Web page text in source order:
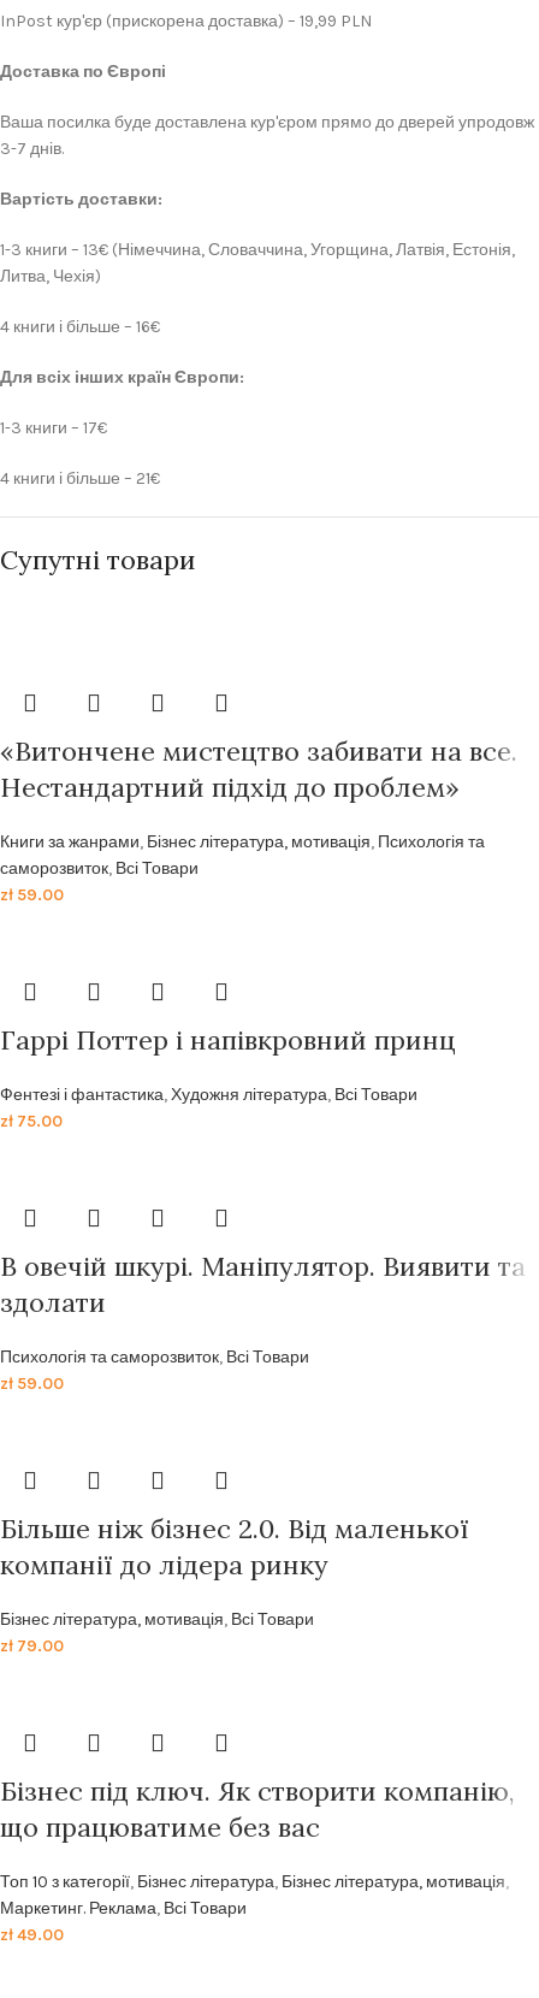
InPost кур'єр (прискорена доставка) – 19,99 PLN
Доставка по Європі
Ваша посилка буде доставлена кур'єром прямо до дверей упродовж
3-7 днів.
Вартість доставки:
1-3 книги – 13€ (Німеччина, Словаччина, Угорщина, Латвія, Естонія,
Литва, Чехія)
4 книги і більше – 16€
Для всіх інших країн Європи:
1-3 книги – 17€
4 книги і більше – 21€
Супутні товари
«Витончене мистецтво забивати на все.
Нестандартний підхід до проблем»
Книги за жанрами, Бізнес література, мотивація, Психологія та
саморозвиток, Всі Товари
zł 59.00
Гаррi Поттер i напiвкровний принц
Фентезі і фантастика,Художня література, Всі Товари
zł 75.00
В овечій шкурі. Маніпулятор. Виявити та
здолати
Психологія та саморозвиток, Всі Товари
zł 59.00
Більше ніж бізнес 2.0. Від маленької
компанії до лідера ринку
Бізнес література, мотивація, Всі Товари
zł 79.00
Бізнес під ключ. Як створити компанію,
що працюватиме без вас
Топ 10 з категорії, Бізнес література, Бізнес література, мотивація,
Маркетинг. Реклама, Всі Товари
zł49.00